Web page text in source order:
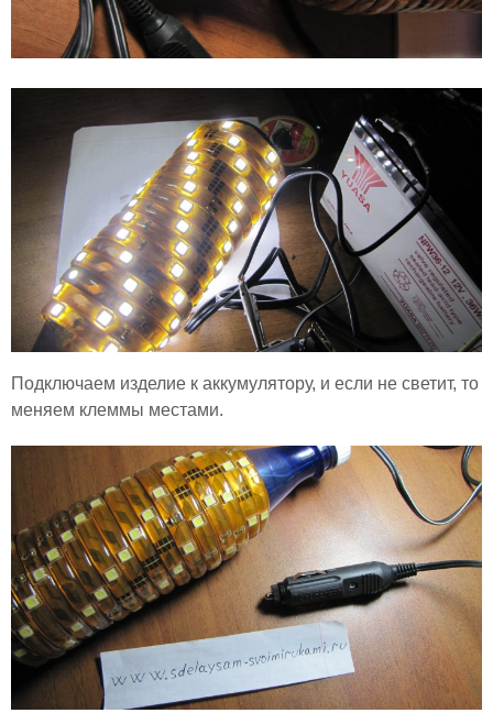
Подключаем изделие к аккумулятору, и если не светит, то
меняем клеммы местами.